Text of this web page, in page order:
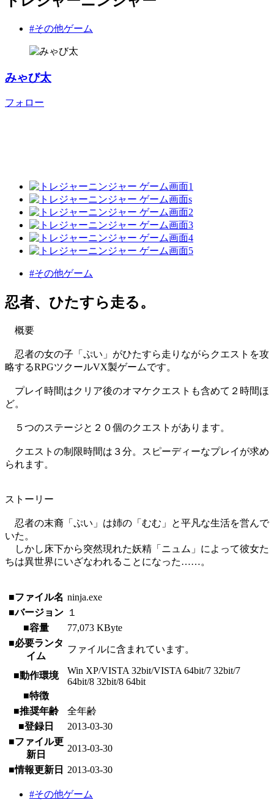
#その他ゲーム
みゃび太
フォロー
#その他ゲーム
忍者、ひたすら走る。
概要
忍者の女の子「ぷい」がひたすら走りながらクエストを攻
略するRPGツクールVX製ゲームです。
プレイ時間はクリア後のオマケクエストも含めて２時間ほ
ど。
５つのステージと２０個のクエストがあります。
クエストの制限時間は３分。スピーディーなプレイが求め
られます。
ストーリー
忍者の末裔「ぷい」は姉の「むむ」と平凡な生活を営んで
いた。
しかし床下から突然現れた妖精「ニュム」によって彼女た
ちは異世界にいざなわれることになった……。
■ファイル名 ninja.exe
■バージョン
１
■容量
77,073 KByte
■必要ランタ
イム
ファイルに含まれています。
■動作環境
Win XP/VISTA 32bit/VISTA 64bit/7 32bit/7
64bit/8 32bit/8 64bit
■特徴
■推奨年齢
全年齢
■登録日
2013-03-30
■ファイル更
新日
2013-03-30
■情報更新日 2013-03-30
#その他ゲーム